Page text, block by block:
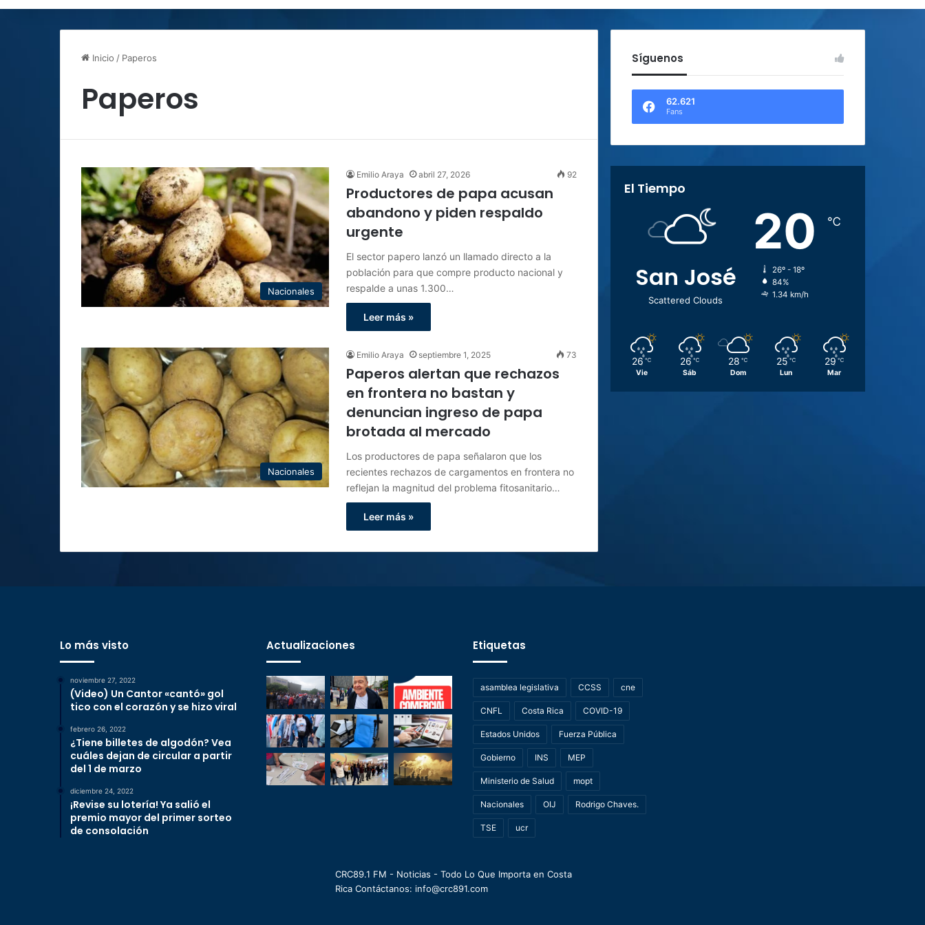
Inicio / Paperos
Paperos
Nacionales
Emilio Araya abril 27, 2026 92
Productores de papa acusan
abandono y piden respaldo
urgente
El sector papero lanzó un llamado directo a la
población para que compre producto nacional y
respalde a unas 1.300…
Leer más »
Nacionales
Emilio Araya septiembre 1, 2025 73
Paperos alertan que rechazos
en frontera no bastan y
denuncian ingreso de papa
brotada al mercado
Los productores de papa señalaron que los
recientes rechazos de cargamentos en frontera no
reflejan la magnitud del problema fitosanitario…
Leer más »
Síguenos
62.621
Fans
El Tiempo
San José
Scattered Clouds
20 ℃
26º - 18º
84%
1.34 km/h
26 ℃
Vie
26 ℃
Sáb
28 ℃
Dom
25 ℃
Lun
29 ℃
Mar
Lo más visto
noviembre 27, 2022
(Video) Un Cantor «cantó» gol
tico con el corazón y se hizo viral
febrero 26, 2022
¿Tiene billetes de algodón? Vea
cuáles dejan de circular a partir
del 1 de marzo
diciembre 24, 2022
¡Revise su lotería! Ya salió el
premio mayor del primer sorteo
de consolación
Actualizaciones Etiquetas
asamblea legislativa CCSS cne
CNFL Costa Rica COVID-19
Estados Unidos Fuerza Pública
Gobierno INS MEP
Ministerio de Salud mopt
Nacionales OIJ Rodrigo Chaves.
TSE ucr
CRC89.1 FM - Noticias - Todo Lo Que Importa en Costa
Rica Contáctanos: info@crc891.com